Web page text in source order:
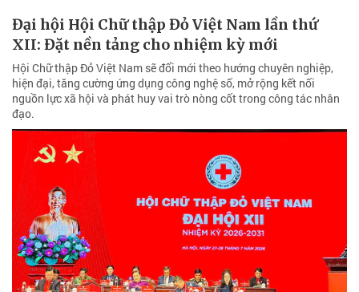
Đại hội Hội Chữ thập Đỏ Việt Nam lần thứ
XII: Đặt nền tảng cho nhiệm kỳ mới
Hội Chữ thập Đỏ Việt Nam sẽ đổi mới theo hướng chuyên nghiệp,
hiện đại, tăng cường ứng dụng công nghệ số, mở rộng kết nối
nguồn lực xã hội và phát huy vai trò nòng cốt trong công tác nhân
đạo.